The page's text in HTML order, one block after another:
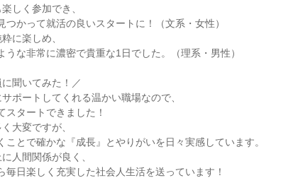
しく参加でき、
つかって就活の良いスタートに！（文系・女性）
に楽しめ、
うな非常に濃密で貴重な1日でした。（理系・男性）
聞いてみた！／
ポートしてくれる温かい職場なので、
スタートできました！
大変ですが、
ことで確かな『成長』とやりがいを日々実感しています。
人間関係が良く、
毎日楽しく充実した社会人生活を送っています！